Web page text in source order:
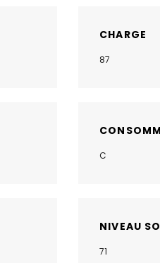
CHARGE
87
C
NIVEAU
71